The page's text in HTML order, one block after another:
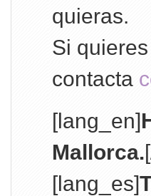
quieras.
Si
contacta
[lang_en]
Mallorca.
[lang_es]